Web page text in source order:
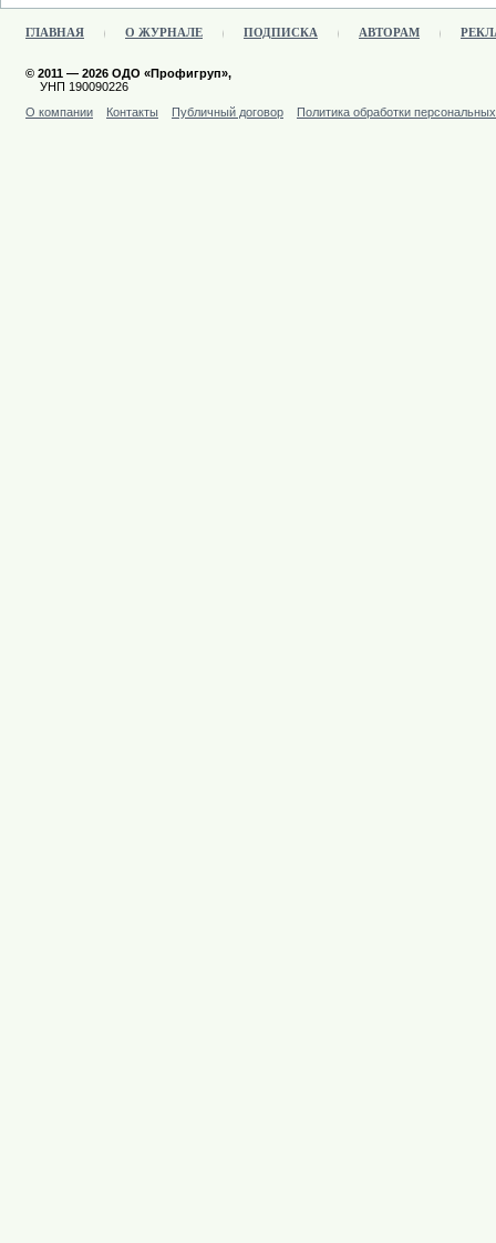
ГЛАВНАЯ О ЖУРНАЛЕ ПОДПИСКА АВТОРАМ
© 2011 — 2026 ОДО «Профигруп»,
УНП 190090226
О компании
Контакты Публичный договор Политика обработки